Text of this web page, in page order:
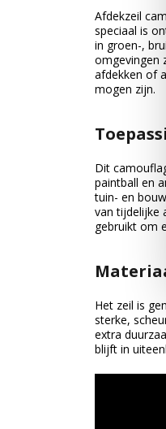
Afdekzeil
speciaal is
in groen-,
omgevingen
afdekken of
mogen zijn.
Dit
paintball en
tuin- en
van tijdelijke
gebruikt om
Het zeil is
sterke,
extra
blijft in